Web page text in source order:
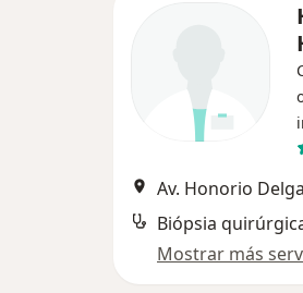
Biópsia
Mostrar más